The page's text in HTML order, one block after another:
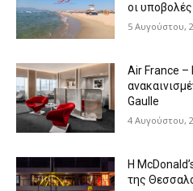
οι υποβολές
5 Αυγούστου,
Air France –
Gaulle
4 Αυγούστου,
Η
της